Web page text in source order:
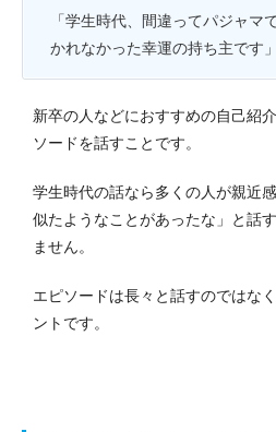
「学生時代、間違ってパジャマ
かれなかった幸運の持ち主です」
新卒の人などにおすすめの自己紹
ソードを話すことです。
学生時代の話なら多くの人が親近
似たようなことがあったな」と話
ません。
エピソードは長々と話すのではな
ントです。